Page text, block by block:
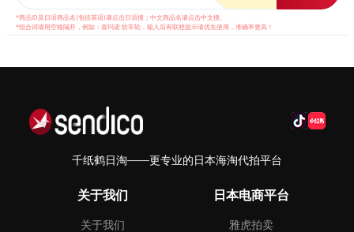
*商品ID及日语商品名(包括英语)请点击日语搜；中文商品名请点击中文搜。
*组合词请用空格隔开，例如：喜玛诺 纺车轮，输入后有联想提示请优先使用，准确率更高！
千纸鹤日淘——更专业的日本海淘代拍平台
关于我们
关于我们
日本电商平台
雅虎拍卖